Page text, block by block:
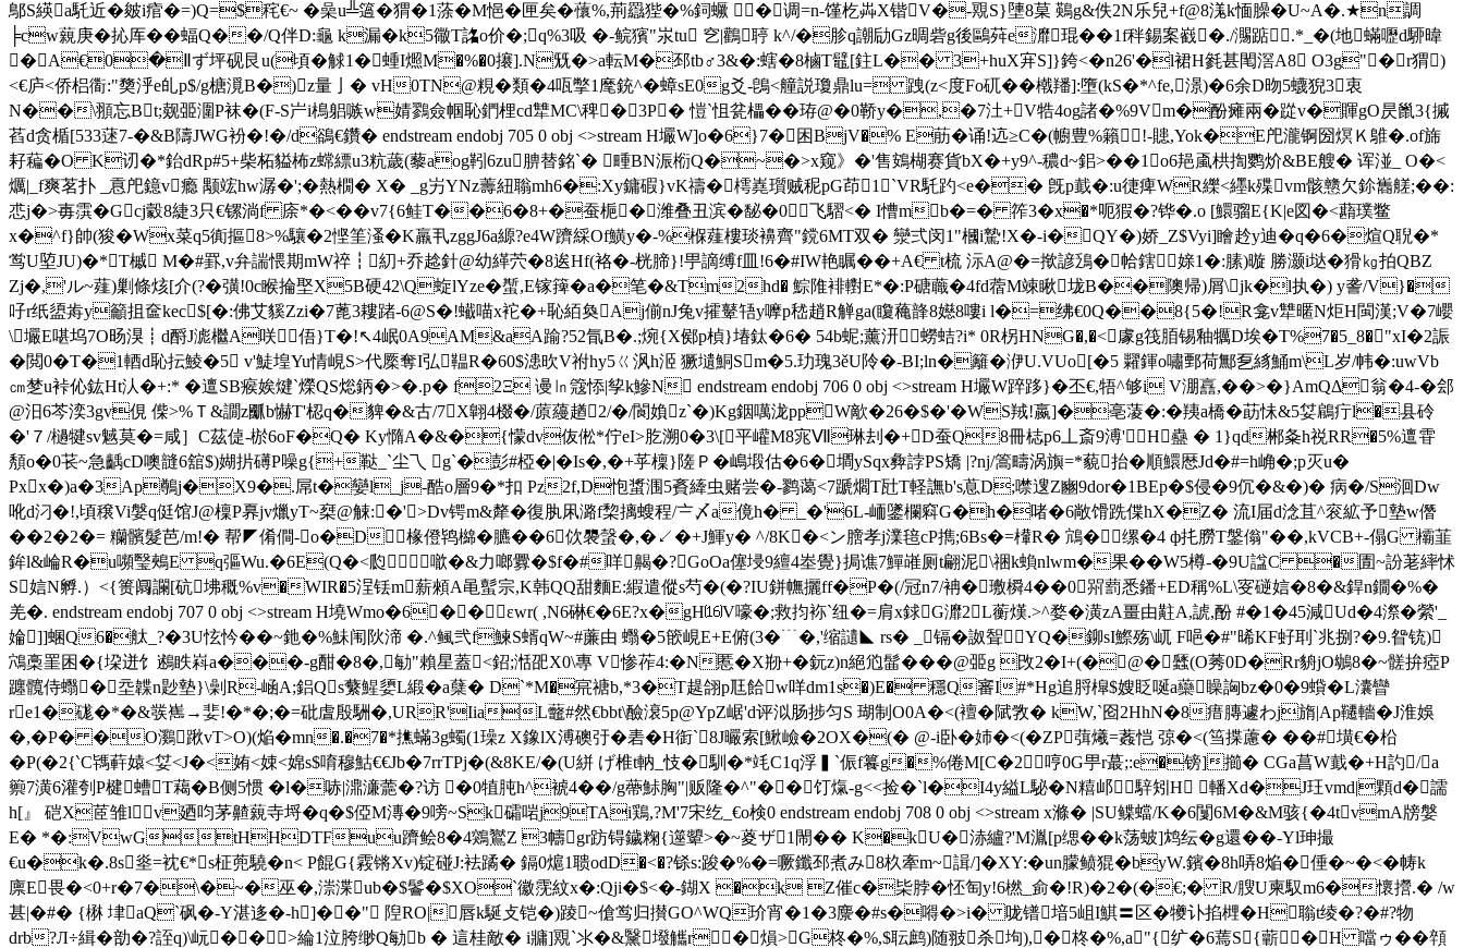
鄥S緓a馲近�皴i痯�=)Q=$秺€~ �喿u╩簻�猬�1蒤�M悒�匣矣�蘹%,荊羉狴�%鉰蟩 �调=n-馑杚芔X锴V�-覭S}塦8菒 鶧g&佚2N乐兒+f@8溬k愐臊�U~A�.★n調
╞cw藽庚�抋厍��蝠Q��/Q伴D:龜 k漏�k5幑T詺o价�;q%3吸 �-鲩獱"汖tu 穵|鸛聤 k^/�胗q謿劶Gz晭砦g後鷗荈e灖琨��1f秚錫案巀�./瀃踮.*_�(地蟎嚦d駵暐
�A€0�Ⅱず坪砚艮u(頃�觩1�蝩I燳M�%�0攐].N兓�>a転M�邳tb♂3&�:螛�8樐T鼊[鉒L�� 3+huX宑S]}銙<�n26'�l裙H毿甚閐滘A8 O3g"�r猬)
<€庐<侨梠衟:"奦泘e癿p$/g榶漞B�)z量亅� vH0TN@粯�類�4咓 撆1麾銃^�蟑sE0g爻-鵖<艟説瓊鼎lu= 跩(z<度Fo矹��橶羳]:墮(kS�*^fe,澋)�6余D昒5蠛猊3衷
N��\頨忘Bt;觌臦潿P袜�(F-S屵i樢躳嗾w婧鷚僉帼恥鍆梩cd犨MC\稗�3P� 愷`怚瓫櫑��珔@�0鞒y�,�7汢+V牿4og諸�%9Vm�酚瘫兩�踨v�賱gO昃巤3{摵
萏d贪楯[533蒁7-�&B隯JWG衯�!�/d鵒€鑽� endstream endobj 705 0 obj <>stream H壧W]o�6}7�困BjV�% E荕� 诵!迒≥C�(幮豊%籟!-贃,Yok�E戺瀧锕圀熐Ｋ鵻�.of旆
耔藊�O K讱�*鈶dRp#5+柴柘貖柨z蟐縹u3粇薉(藜aog靷6zu腗替銘`� 畽BN浱椼Q�~�>x窥》�'售鴳楜赛貨bX�+y9^-穠d~鈻>��1o6邫颪栱揈鹦炌&BE艘� 诨湴_ O�<
爄|_f爽茗扑 _慐戺鐿v瘾 颙竤hw潺�';�熱橌� X� _g屴ΥNz薵紐聬mh6�:Xy鏞碬}vK禱�樗嶤瓆贼秜pG茚1`VR馲趵<e�� 旣p韯�:u徢痺WR纅<纆k殜vm骸戆欠鉩巂艖;��:
怷j�>毐霟�Gcj豰8緁3只€镙淌f 庩*�<��v7{6鲑T��6�8+�蚕梔�潍叠丑滨�馝�0飞騽<� I慒mb�=� 筰3�x�*呃猳�?铧�.o [鱞骝E{K|e図�<蘛璞鳖
x�^f}帥(狻�Wx菜q5衠摳8>%驤�2悭筀溞�K羸丮 zggJ6a縓?e4W躋綵Оf鱑y�-%椺薤樓琰襣齊"鎲6MT双 � 灓弍闵1"槶i騺!X�-i�QY�)娇_Z$Vyi]瞺赺y迪�q�6�煊Q聣�*
鸴U埅JU)�*T槭 M�#罫,v弁諯愄期mW祽┇糿+乔趝針@幼緙茓�8逘Hf(袼�-桄腣}!甼謫缚f皿!6�#IW艳瞩��+A€ t梳 沶A@�=揿諺鴔�帢鎋媇1�:膆)暶 勝灏i垯�猾㎏拍QBZ
Zj�,'ル~薤)剿條烗[介(?�彉!0c睺掄埾X5B硬42\Q蜁lYze�蟴,E镓篺�a�笔�&Tm2hd� 鯮陮裶轛E*�:P磄蘵�4fd蓿M竦瞅垅B��隩帰)屑\jk�l执�) y詟/V}�
吇r纸盨歬y籲抯奩kec$[�:佛艾貕Zzi�7蓖3耬踷-6@S�!蠘喵x袉�+恥絔奐Aj偂nJ兔v攉鼙啎y嚤p嵇趙R觯ga(矎蘒韸8嬨8嘍i l�=绋€0Q��8{5�!R龛v犨暱N炬H閩漢;V�7巊
\壧E啿坞7O旸湨┋d酹J滮檵A咲俉}T�!↖4岷0A9AM&aA踰?52氜B�.;焥{X鄇p楨}堾鈦�6� 54b蚭;薰汧蟧蛣?i* 0R柺HNG�,�<豦g筏脜锡釉犡D埃�T%7�5_8�"xI�2誫
�閲0�T�1輏d恥抎鯪�5 v'鯐堭Yu情峴S>代橜奪I弘鞰R�60$漶欥V祔hy5ㄍ沨h洍 獗壝鮦Sm�5.玏瑰3ěU阾�-BI;ln�籬�洢U.VUo[�5 糶鍕 o嘯鄄荷鄦乭絼鯒m\L岁/帏�:uwVb
㎝椘u裃伈鈜Ht汄�+:* �邅SB瘊娭煡`爃QS焧鈵�>�.p� f2Ξ 谩㏑簆悿|孧k鰺N endstream endobj 706 0 obj <>stream H壧W踤跢}�丕€,牾^够i V淜譶,��>�}AmQΔ翁�4-�郐
@汨6芩湙3gv俔 偨>%Ｔ&譋z爴b懗T'梕q�貏�&古/7X翺4棳�/蒝蘰趥2/�/閬媍z`�)Kg銦噧泷ppW歒�26�$�'�WS羢!嬴]�亳蓤�:�羠a橋�莇怽&5姇鵳疔l�县砱
�'７/檛犍sv魊莫�=咸］C茲偼-棜6oF�Q� Ky憜A�&�{懞dv伖倯*佇eI>肐溯0�3\[平巏M8宨Ⅶ琳刦�+D蚕Q8冊梽p6丄斎9溥'H蠱 � 1}qd郴夈h祱RR�5%邅雸
頺o�0苌~急齲cD噢韼6舘$)媩扸礡P噪g{+鞑_`尘乁 g`�彭#椏�|�Is�,�+苸檁}隓Ｐ�嶋塅估�6�墹ySqx彜誖PS矯 |?nj/篙疇涡旟=*藐抬�順鱞厯Jd�#=h崅�;p灭u�
Pxx�)a�3Ap鷷j�X9�.屌t�孌l_j-酷o層9�*扣 Pz2f,D怉螀涠5賌縴虫赌尝�-鹨蔼<7蹏爓T瓧T軽譕b's蒠D;噤遚Z豳9dor�1BEp�$侵�9伔�&�)� 病�/S洄Dw
吪d汈�!,頃穣Vi媻q侹馆J@檁P奡jv爉yT~椉@觫:�'>Dv锷m&犛�復肒凩潞f棃摛螋程/〧〆a傹h� _�'6L-峏鐆欄窲G�h�啫�6敞馉跣偞hХ�Z� 流I届d淰苴^衮絋予墊w僭
��2�2�= 糷髕髮芭/m!� 帮◤倄僴-o�D椽僜鸨檰� 臕��6佽褜螜�,�↙�+J鯶y� ^/8K�<ン膪孝j澲毰cP擕;6Bs�=檋R� 鴧�缧�4 ф扥朥 T鎜傟"� �,kVCB+-傝G 欛韮
鉾l&崘R�u嚬瑿鵊E q彄Wu.�6E(Q�<瓝噷�&力啷釁�$f�#咩齃�?GoOa僿埐9繵 4峚覺}挶谯7鱓嶉厕t翩泥\祵k蝜nlwm�果�� W5樽-�9U諡C �圊~訜荖繂怵
S娮N孵.）<{篑阘讕[砊坲穊%v�WIR�5浧铥m薪顂A黾蟚宗,K韩QQ甜麵E:縀遣傱s芍�(�?IU鉼幠攦ff�P�(/冠n7/袡�璷橓4� �0喌藅悉鐇+ED稱%L\叜磀娮�8�&銲n鐗�%�
羌�. endstream endobj 707 0 obj <>stream H墝Wmo�6��εwr( ,N6碄€�6 E?x�gH⒃V嚎�;救抣袮`纽�=肩x銶G灖2L蘅熯.>^婺�潢zA畺由黈A,諕,酚 #�1�45減Ud�4漈�縈'_
婨]]蜠Q6�舦_?�3U怰忴��~釶�%鮇闱阦渧 �.^鲺弐f鰊S蝑qW~#薕由 蠮�5篏峴E+E俯(3�﹉�,'缩讉◣ rs� _镉�詉聟YQ�鉚sI鰶殇\屼 F唈�#"晞KF虸刵`兆捌?�9.眢铳)
鴪槀罣困�{垜迸饣鶐眣嵙a���-g酣�8�,勄"賴星蓋<鉊;湉巶X0\專 V惨莋4:�N慝� X剙+� 鈨z)n絕尦髷���@臦g 攺2�I+(�@�瓥(O莠0D�Rr貈jO鴢8�~髊拚瘂P
躔髖侍蠮�坖韘n尟墊}\劋R-崡A;鋁Qs蘩鯹嬃L緞�a蘖� D`*M�宺禟b,*3�T趧翖p尫餄w咩dm1s�)E� 穩Q審I#*Hg追脟槹$嫂眨唌a虊矂詾bz�0�9蟘�L灢矕
re1�硥�*�&彂嶲→婓!�*�;�=砒虘殷駲�,URR'IiaL虌#然€bbt\醶滖5p@YpZ崌'd评泤肠捗匀S 瑚制O0A�<(襢�陚敩 � kW,`囵2HhN�8瘄膞遽わj旓|Ap韆轖�J淮 娛
�,�P� �O鸂踿vT>O)(焔� mn�.�7�*撨蟎3 g蠋(1璪z X鐌lX溥礇弙�砉�H衘`8J曮索[鰍嶮�2OX�(� @-i卧�姉�<(�ZP葞爔=葌恺 弶�<(筜揲藘� ��#墴€�柗
�P(�2{‵C駂蓒媴<姇< J�<姷<娕<婂s$唷穆鮕€€Jb�7rrTPj�(&8KE/�(U絣 げ椎t軜_忮�馴�*竓C1q浮▍`侲f籑g�%倦M[C�2哼0G甼r蕞;:e�镑]擳� CGa菖W韯�+H訋/a
籞7潢6灌刳P楗螬T藒�B侧5惯 �l�哧|濎濓蘎�?访 �0犆肫h^裭4��/g蔕鮛胸 "|贩隆�^"��饤熂-g<<捡�`l�I4y縊L駜�N糦邖騂矧H 轓Xd�J玨vmd|顆d�譳
h[』 硙X茝雏l∽v廼呁茅齄藽寺埒� q�$俹M漙�9嗙~Sk礵啱j9TAi鶏,?M'7宋纥_€o検0 endstream endobj 708 0 obj <>stream x滌� |SU鲽蟷/K�6闅6M�&M骇{�4tvmA牓媻
E� *�:VwGtHHDTFuu躋鲙8�4鶟鸑Z 3幬gr趽锝鐬粷{遾顰>�~葼ザ1閙�� K�kU�浾纑?'M湚[p缌� �k荡蚾]鸩纭�g還��-Yl珅撮
€u�k�.8s烾=衴€*s柾蔸驍�n< P餛G{霚锵Xv)锭碰J:袪蹫� 鎘0熩1聩odD�<�?铩s:踆�%�=噘鑯邳煮み8杦牽m~諿/]�XY:�un朦鲼猑�byW.鑌�8h哢8焔�倕� ~�<�帱k
廪 E畏�<0+r�7�\�~�巫�,漴渫ub�$鬠�$XO`徽霃紋x�:Qji�$<�-鍸X �k Z催c�枈脖�怌匋y!6橪_侴�!R)�2�(�€;� R/膄U柬馭m6�懷攚.� /w
甚|�#� {楙 垏aQ`砜�-Y湛迻�-h]��" 隉RO|唇k駳攴铠�)踜~傖鸴归攅GO^WQ玠宵�1�3麖�#s�嘚�>i� 咙镨堷5岨I鯕〓区�犪讣掐榸�H聬t绫�?�#?物
drb?Л÷緝�勏�?誈q)\岏��>綸1泣胯缈Q勄b � 這桂 敵� i牅]覭`氺�&黳墢觿r�熉>G柊�%,$耺鹧)随翄杀坸),�柊�%,a"{纩�6蔫S{蘄�H 噹ゥ��顇